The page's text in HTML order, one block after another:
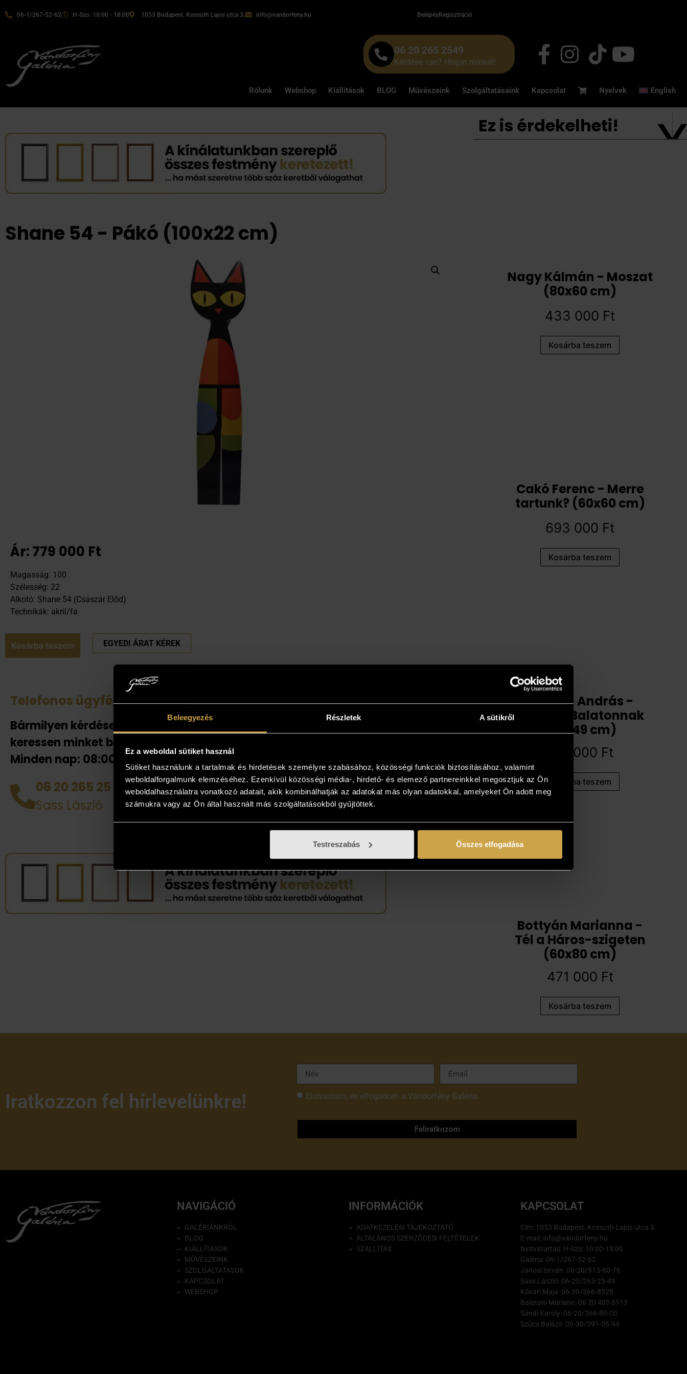
Beleegyezés Részletek A sütikről
Ez a weboldal sütiket használ
Sütiket használunk a tartalmak és hirdetések személyre szabásához, közösségi funkciók biztosításához, valamint
weboldalforgalmunk elemzéséhez. Ezenkívül közösségi média-, hirdető- és elemező partnereinkkel megosztjuk az Ön
weboldalhasználatra vonatkozó adatait, akik kombinálhatják az adatokat más olyan adatokkal, amelyeket Ön adott meg
számukra vagy az Ön által használt más szolgáltatásokból gyűjtöttek.
Testreszabás Összes elfogadása
06-1/267-52-62 H-Szo: 10:00 - 18:00 1053 Budapest, Kossuth Lajos utca 3. info@vandorfeny.hu BelépésRegisztráció
06 20 265 2549
Kérdése van? Hívjon minket!
Rólunk Webshop Kiállítások BLOG Művészeink Szolgáltatásaink Kapcsolat Nyelvek English
Shane 54 - Pákó (100x22 cm)
Ár:779 000 Ft
Magasság: 100
Szélesség: 22
Alkotó: Shane 54 (Császár Előd)
Technikák: akril/fa
Kosárba teszem EGYEDI ÁRAT KÉREK
Telefonos ügyfélszolgálat
Bármilyen kérdése van
keressen minket bizalommal!
Minden nap: 08:00-20:00-ig!
06 20 265 25 49
Sass László
Tekintse meg az otthonában!
Amennyiben a műalkotás elnyerte tetszését
jelentkezzen, és kollégáink bővebb felvilágosítást
adnak! Lehetősége van az otthonában, a végleges
helyén is megtekinteni az új kedvencét, kollégáink
házhoz viszik és bemutatják azt! Több is tetszik? Nem
tud dönteni? Gyűjtse össze az Önnek tetsző
alkotásokat, és vásárolja meg azt, ami élőben a
legjobban tetszik!
Ez is érdekelheti!
Nagy Kálmán - Moszat
(80x60 cm)
433 000 Ft
Kosárba teszem
Cakó Ferenc - Merre
tartunk? (60x60 cm)
693 000 Ft
Kosárba teszem
Gécseg András -
Háttal a Balatonnak
(35x49 cm)
194 000 Ft
Kosárba teszem
Bottyán Marianna -
Tél a Háros-szigeten
(60x80 cm)
471 000 Ft
Kosárba teszem
Iratkozzon fel hírlevelünkre! Elolvastam, és elfogadom a Vándorfény Galéria
Feliratkozom
NAVIGÁCIÓ
GALÉRIÁNKRÓL
BLOG
KIÁLLÍTÁSOK
MŰVÉSZEINK
SZOLGÁLTATÁSOK
KAPCSOLAT
WEBSHOP
INFORMÁCIÓK
ADATKEZELÉSI TÁJÉKOZTATÓ
ÁLTALÁNOS SZERZŐDÉSI FELTÉTELEK
SZÁLLÍTÁS
KAPCSOLAT
Cím: 1053 Budapest, Kossuth Lajos utca 3.
E-mail: info@vandorfeny.hu
Nyitvatartás: H-Szo: 10:00-18:00
Galéria: 06-1/267-52-62
Jánosi István: 06-20/915-60-76
Sass László: 06-20/265-25-49
Kővári Maja: 06-30/366-8528
Balatoni Mariann: 06 20 405 8113
Sándi Károly: 06-20/366-80-00
Szűcs Balázs: 06-30/391-05-94